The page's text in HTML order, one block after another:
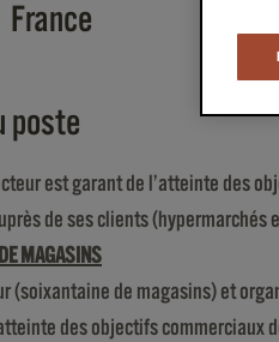
France
poste
est garant de l’atteinte des
de ses clients (hypermarchés
MAGASINS
(soixantaine de magasins) et
des objectifs commerciaux